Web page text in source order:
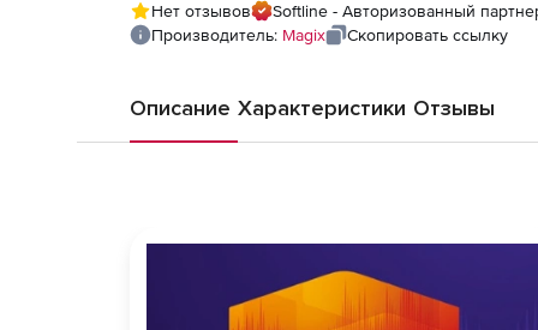
Нет отзывов
Softline - Авторизованный
Производитель: Magix Скопировать ссылку
Описание Характеристики Отзывы